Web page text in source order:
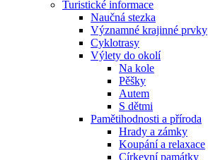
Turistické informace
Naučná stezka
Významné krajinné prvky
Cyklotrasy
Výlety do okolí
Na kole
Pěšky
Autem
S dětmi
Pamětihodnosti a příroda
Hrady a zámky
Koupání a relaxace
Církevní památky